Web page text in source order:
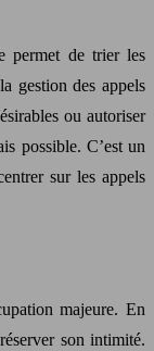
permet de trier les
gestion des appels
ou autoriser
possible. C’est un
sur les appels
majeure. En
son intimité.